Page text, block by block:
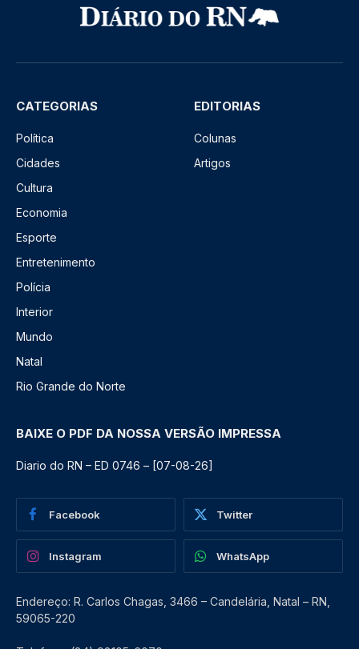
CATEGORIAS
Política
Cidades
Cultura
Economia
Esporte
Entretenimento
Polícia
Interior
Mundo
Natal
Rio Grande do Norte
EDITORIAS
Colunas
Artigos
BAIXE O PDF DA NOSSA VERSÃO IMPRESSA
Diario do RN – ED 0746 – [07-08-26]
Facebook Twitter
Instagram WhatsApp
Endereço: R. Carlos Chagas, 3466 – Candelária, Natal – RN,
59065-220